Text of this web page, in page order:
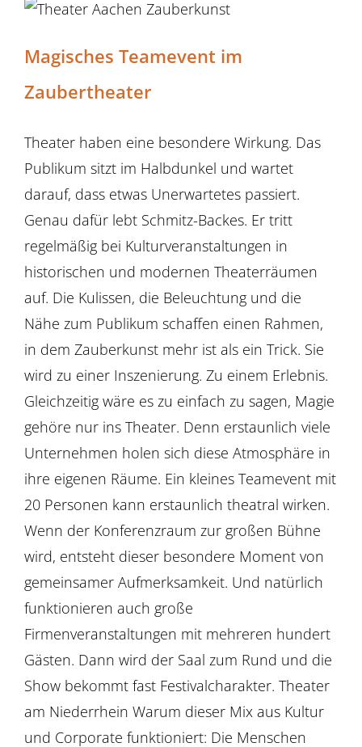
Magisches Teamevent im
Zaubertheater
Theater haben eine besondere Wirkung. Das
Publikum sitzt im Halbdunkel und wartet
darauf, dass etwas Unerwartetes passiert.
Genau dafür lebt Schmitz-Backes. Er tritt
regelmäßig bei Kulturveranstaltungen in
historischen und modernen Theaterräumen
auf. Die Kulissen, die Beleuchtung und die
Nähe zum Publikum schaffen einen Rahmen,
in dem Zauberkunst mehr ist als ein Trick. Sie
wird zu einer Inszenierung. Zu einem Erlebnis.
Gleichzeitig wäre es zu einfach zu sagen, Magie
gehöre nur ins Theater. Denn erstaunlich viele
Unternehmen holen sich diese Atmosphäre in
ihre eigenen Räume. Ein kleines Teamevent mit
20 Personen kann erstaunlich theatral wirken.
Wenn der Konferenzraum zur großen Bühne
wird, entsteht dieser besondere Moment von
gemeinsamer Aufmerksamkeit. Und natürlich
funktionieren auch große
Firmenveranstaltungen mit mehreren hundert
Gästen. Dann wird der Saal zum Rund und die
Show bekommt fast Festivalcharakter. Theater
am Niederrhein Warum dieser Mix aus Kultur
und Corporate funktioniert: Die Menschen